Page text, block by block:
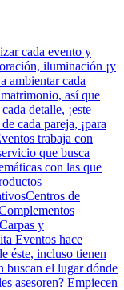
cada evento y
iluminación ¡y
ambientar cada
así que
detalle, ¡este
cada pareja, ¡para
trabaja con
que busca
con las que
de
y
Eventos hace
éste, incluso tienen
buscan el lugar dónde
asesoren? Empiecen